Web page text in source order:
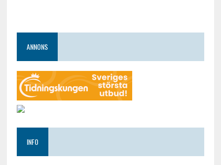
ANNONS
INFO